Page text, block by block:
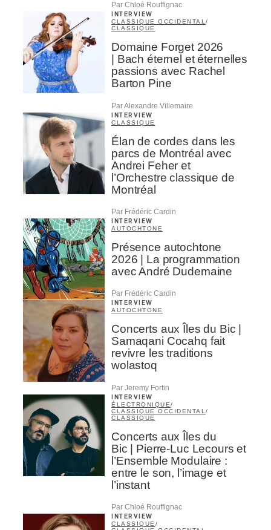
Par Chloé Rouffignac
INTERVIEW
CLASSIQUE OCCIDENTAL /
CLASSIQUE
Domaine Forget 2026
| Bach éternel et éternelles
passions avec Rachel
Barton Pine
Par Alexandre Villemaire
INTERVIEW
CLASSIQUE
Élan de cordes dans les
parcs de Montréal avec
Andrei Feher et
l’Orchestre classique de
Montréal
Par Frédéric Cardin
INTERVIEW
AUTOCHTONE
Présence autochtone
2026 | La programmation
avec André Dudemaine
Par Frédéric Cardin
INTERVIEW
AUTOCHTONE
Concerts aux Îles du Bic |
Samaqani Cocahq fait
revivre les traditions
wolastoq
Par Jeremy Fortin
INTERVIEW
ÉLECTRONIQUE/
CLASSIQUE OCCIDENTAL /
CLASSIQUE
Concerts aux Îles du
Bic | Pierre-Luc Lecours et
l’Ensemble Modulaire :
entre le son, l’image et
l’instant
Par Chloé Rouffignac
INTERVIEW
CLASSIQUE/